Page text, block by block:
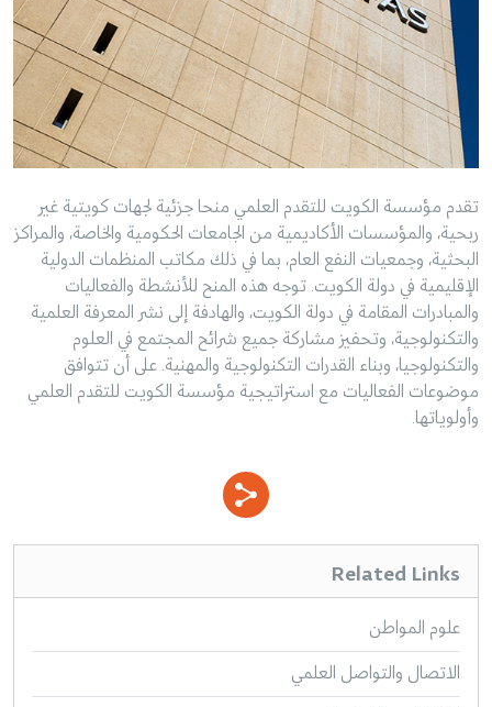
تقدم مؤسسة الكويت للتقدم العلمي منحا جزئية لجهات كويتية غير
ربحية، والمؤسسات الأكاديمية من الجامعات الحكومية والخاصة، والمراكز
البحثية، وجمعيات النفع العام، بما في ذلك مكاتب المنظمات الدولية
الإقليمية في دولة الكويت. توجه هذه المنح للأنشطة والفعاليات
والمبادرات المقامة في دولة الكويت، والهادفة إلى نشر المعرفة العلمية
والتكنولوجية، وتحفيز مشاركة جميع شرائح المجتمع في العلوم
والتكنولوجيا، وبناء القدرات التكنولوجية والمهنية. على أن تتوافق
موضوعات الفعاليات مع استراتيجية مؤسسة الكويت للتقدم العلمي
وأولوياتها.
Related Links
علوم المواطن
الاتصال والتواصل العلمي